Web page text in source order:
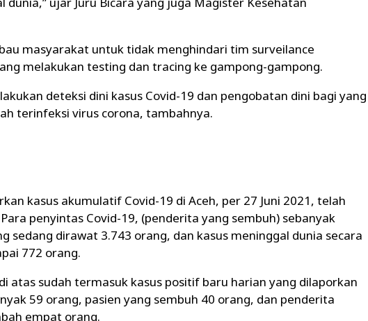
masyarakat untuk tidak menghindari tim surveilance
melakukan testing dan tracing ke gampong-gampong.
deteksi dini kasus Covid-19 dan pengobatan dini bagi yang
terinfeksi virus corona, tambahnya.
kasus akumulatif Covid-19 di Aceh, per 27 Juni 2021, telah
penyintas Covid-19, (penderita yang sembuh) sebanyak
sedang dirawat 3.743 orang, dan kasus meninggal dunia secara
772 orang.
atas sudah termasuk kasus positif baru harian yang dilaporkan
59 orang, pasien yang sembuh 40 orang, dan penderita
empat orang.